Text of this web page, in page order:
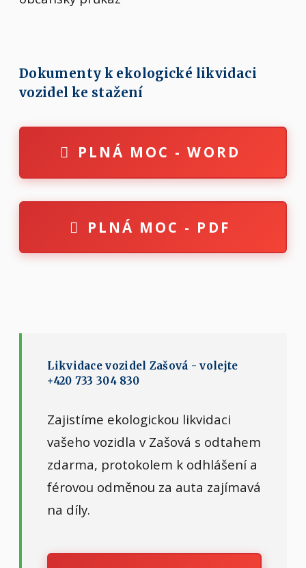
Dokumenty k ekologické likvidaci
vozidel ke stažení
PLNÁ MOC - WORD
PLNÁ MOC - PDF
Likvidace vozidel Zašová - volejte
+420 733 304 830
Zajistíme ekologickou likvidaci
vašeho vozidla v Zašová s odtahem
zdarma, protokolem k odhlášení a
férovou odměnou za auta zajímavá
na díly.